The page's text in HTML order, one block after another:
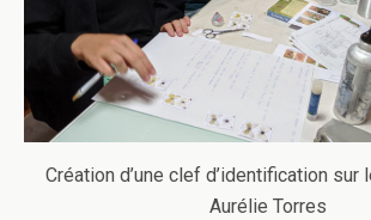
Création d’une clef d’identification
Aurélie Torres